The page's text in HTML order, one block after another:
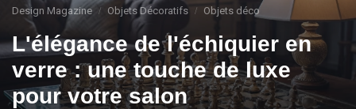
Design Magazine Objets Décoratifs Objets déco
L'élégance de l'échiquier en
verre : une touche de luxe
pour votre salon